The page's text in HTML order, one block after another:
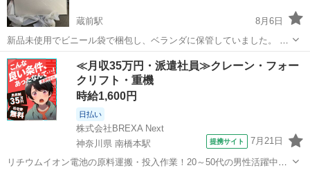
蔵前駅
8月6日
新品未使用でビニール袋で梱包し、ベランダに保管していました。 撮
影のためビニールを剥いでいます。 お渡しは蓋をそのままになりま
す。 出品期限は2026年8月末を予定しております。 新品販売で14,000
円ほどする...
東京 台東区 蔵前駅 家庭用品
≪月収35万円・派遣社員≫クレーン・フォー
クリフト・重機
時給1,600円
日払い
株式会社BREXA Next
神奈川県 南橋本駅
提携サイト 7月21日
リチウムイオン電池の原料運搬・投入作業！20～50代の男性活躍中★